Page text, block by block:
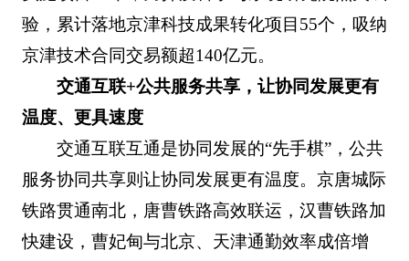
验，累计落地京津科技成果转化项目55个，吸纳
京津技术合同交易额超140亿元。
交通互联+公共服务共享，让协同发展更有
温度、更具速度
交通互联互通是协同发展的“先手棋”，公共
服务协同共享则让协同发展更有温度。京唐城际
铁路贯通南北，唐曹铁路高效联运，汉曹铁路加
快建设，曹妃甸与北京、天津通勤效率成倍增